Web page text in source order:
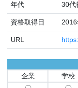
年代 30代
資格取得日
URL
企業
学校